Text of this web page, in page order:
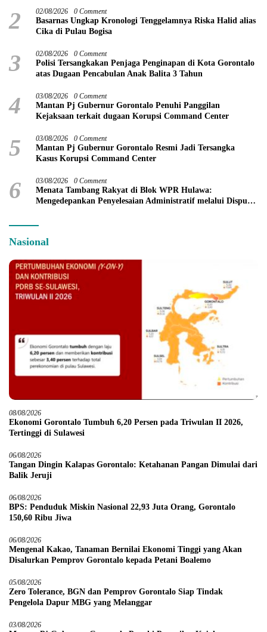
2 02/08/2026 0 Comment
Basarnas Ungkap Kronologi Tenggelamnya Riska Halid alias
Cika di Pulau Bogisa
3 02/08/2026 0 Comment
Polisi Tersangkakan Penjaga Penginapan di Kota Gorontalo
atas Dugaan Pencabulan Anak Balita 3 Tahun
4 03/08/2026 0 Comment
Mantan Pj Gubernur Gorontalo Penuhi Panggilan
Kejaksaan terkait dugaan Korupsi Command Center
5 03/08/2026 0 Comment
Mantan Pj Gubernur Gorontalo Resmi Jadi Tersangka
Kasus Korupsi Command Center
6 03/08/2026 0 Comment
Menata Tambang Rakyat di Blok WPR Hulawa:
Mengedepankan Penyelesaian Administratif melalui Dispute
Nasional
08/08/2026
Ekonomi Gorontalo Tumbuh 6,20 Persen pada Triwulan II 2026,
Tertinggi di Sulawesi
06/08/2026
Tangan Dingin Kalapas Gorontalo: Ketahanan Pangan Dimulai dari
Balik Jeruji
06/08/2026
BPS: Penduduk Miskin Nasional 22,93 Juta Orang, Gorontalo
150,60 Ribu Jiwa
06/08/2026
Mengenal Kakao, Tanaman Bernilai Ekonomi Tinggi yang Akan
Disalurkan Pemprov Gorontalo kepada Petani Boalemo
05/08/2026
Zero Tolerance, BGN dan Pemprov Gorontalo Siap Tindak
Pengelola Dapur MBG yang Melanggar
03/08/2026